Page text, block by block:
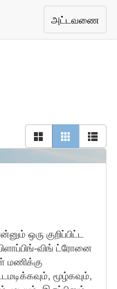
Toggle
navigation
அட்டவணை
ஒரு குறிப்பிட்ட
விங் ட்ரோனை
மணிக்கு
மூழ்கவும்,